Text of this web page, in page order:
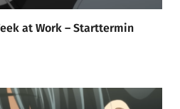
at Work – Starttermin